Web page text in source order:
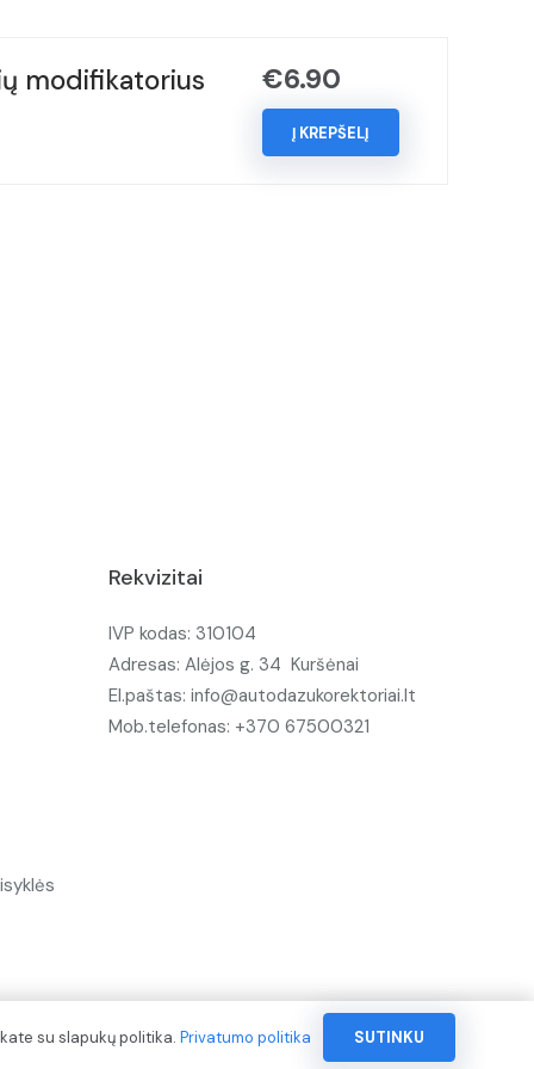
modifikatorius €6.90
Į KREPŠELĮ
Rekvizitai
IVP kodas: 310104
Adresas: Alėjos g. 34 Kuršėnai
El.paštas: info@autodazukorektoriai.lt
Mob.telefonas: +370 67500321
su slapukų politika. Privatumo politika SUTINKU